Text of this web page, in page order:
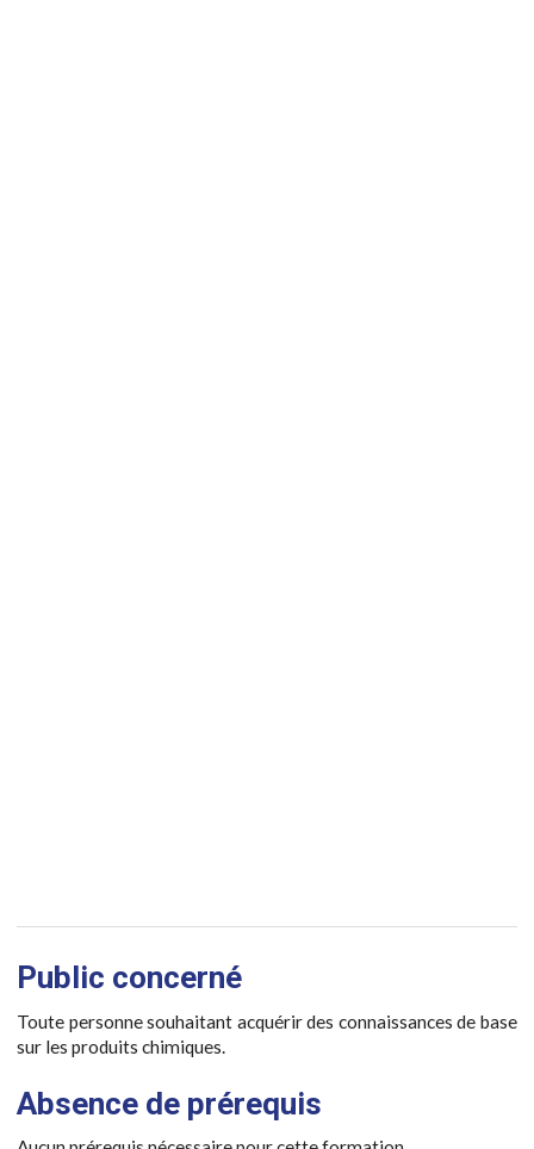
Public concerné
Toute personne souhaitant acquérir des connaissances de base
sur les produits chimiques.
Absence de prérequis